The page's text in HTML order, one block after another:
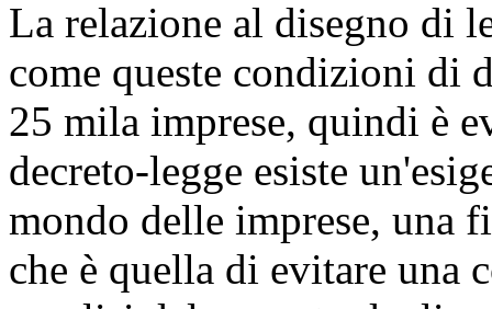
La relazione al disegno di
come queste condizioni di
25 mila imprese, quindi è
decreto-legge esiste
mondo delle imprese, una
che è quella di evitare una